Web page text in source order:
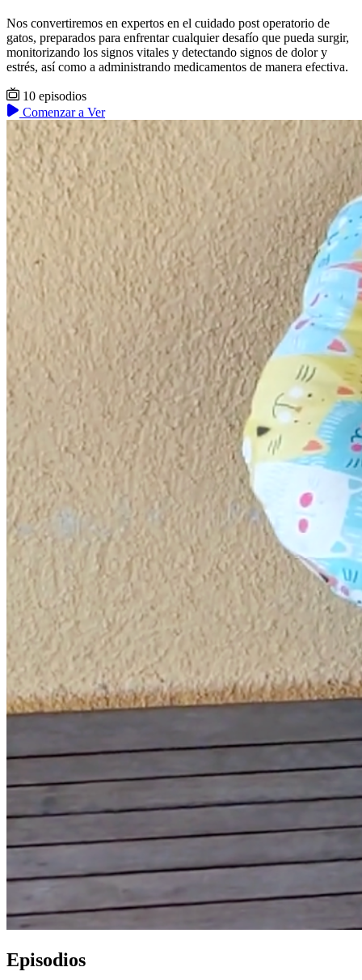
Nos convertiremos en expertos en el cuidado post operatorio de
gatos, preparados para enfrentar cualquier desafío que pueda surgir,
monitorizando los signos vitales y detectando signos de dolor y
estrés, así como a administrando medicamentos de manera efectiva.
10 episodios
Comenzar a Ver
Episodios